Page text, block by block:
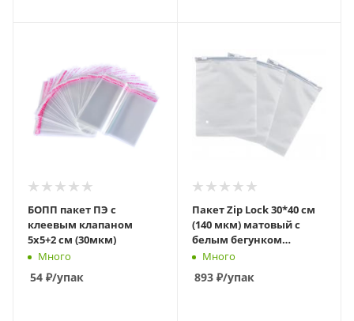
БОПП пакет ПЭ с
клеевым клапаном
5х5+2 см (30мкм)
Много
54 ₽/упак
Пакет Zip Lock 30*40 см
(140 мкм) матовый с
белым бегунком
слайдер
Много
893₽/упак